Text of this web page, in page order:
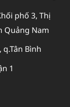
phố 3, Thị
Quảng Nam
Bình
1